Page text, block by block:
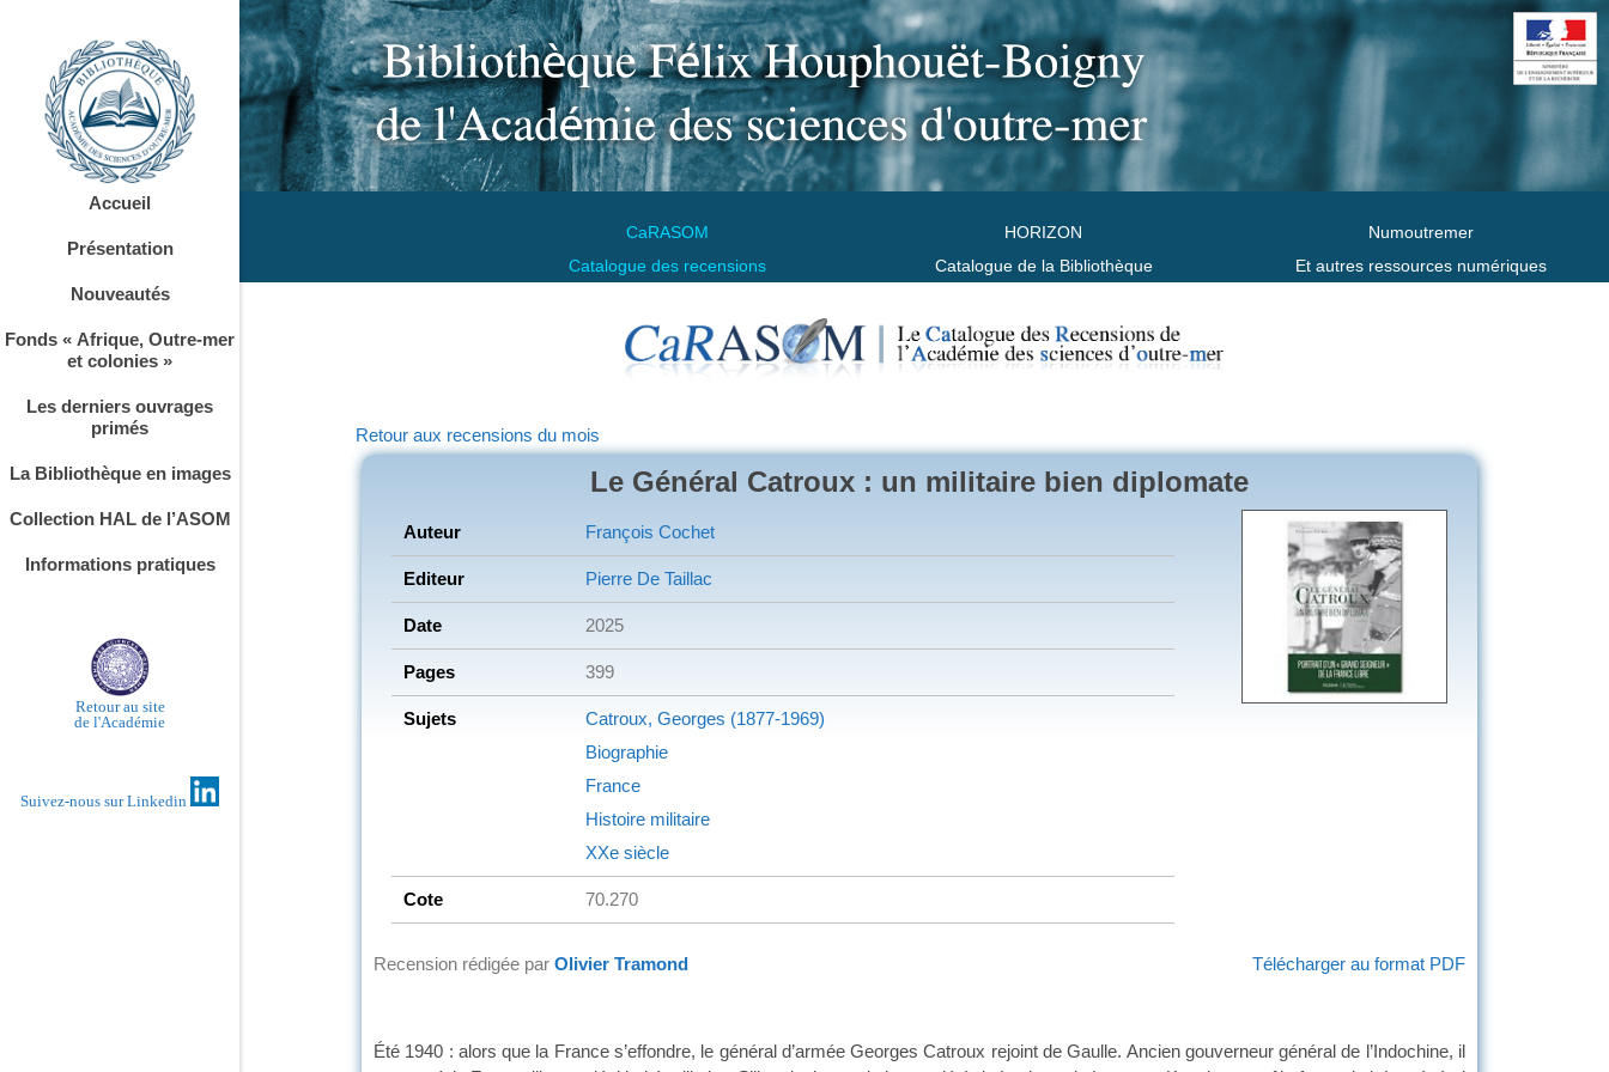
CaRASOM
Catalogue des recensions
HORIZON
Catalogue de la Bibliothèque
Numoutremer
Et autres ressources numériques
Accueil
Présentation
Nouveautés
Fonds « Afrique, Outre-mer
et colonies »
Les derniers ouvrages
primés
La Bibliothèque en images
Collection HAL de l’ASOM
Informations pratiques
Retour au site
de l'Académie
Suivez-nous sur Linkedin
Retour aux recensions du mois
Le Général Catroux : un militaire bien diplomate
Auteur François Cochet
Editeur Pierre De Taillac
Date 2025
Pages 399
Sujets
Catroux, Georges (1877-1969)
Biographie
France
Histoire militaire
XXe siècle
Cote 70.270
Télécharger au format PDF
Recension rédigée par Olivier Tramond
Été 1940 : alors que la France s’effondre, le général d’armée Georges Catroux rejoint de Gaulle. Ancien gouverneur général de l’Indochine, il